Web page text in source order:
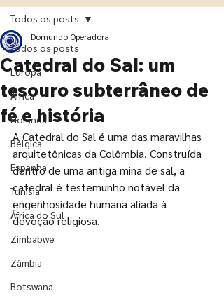
Todos os posts
Europa
África
Holanda
Bélgica
Espanha
Tunísia
África do Sul
Zimbabwe
Zâmbia
Botswana
Todos os posts
Catedral do Sal: um
tesouro subterrâneo de
fé e história
Domundo Operadora
A Catedral do Sal é uma das maravilhas
arquitetônicas da Colômbia. Construída
dentro de uma antiga mina de sal, a
catedral é testemunho notável da
engenhosidade humana aliada à
devoção religiosa.